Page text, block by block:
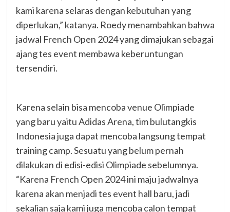
kami karena selaras dengan kebutuhan yang
diperlukan,” katanya. Roedy menambahkan bahwa
jadwal French Open 2024 yang dimajukan sebagai
ajang tes event membawa keberuntungan
tersendiri.
Karena selain bisa mencoba venue Olimpiade
yang baru yaitu Adidas Arena, tim bulutangkis
Indonesia juga dapat mencoba langsung tempat
training camp. Sesuatu yang belum pernah
dilakukan di edisi-edisi Olimpiade sebelumnya.
“Karena French Open 2024 ini maju jadwalnya
karena akan menjadi tes event hall baru, jadi
sekalian saja kami juga mencoba calon tempat